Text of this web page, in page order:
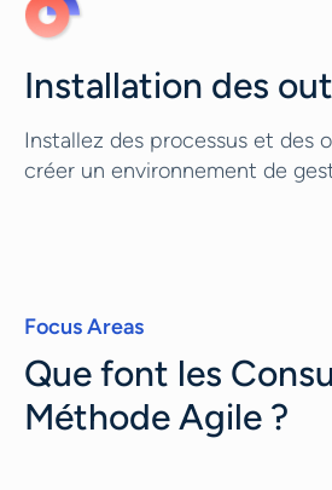
Installation des
Installez des processus et des
créer un environnement de
Focus Areas
Que font les
Méthode Agile ?